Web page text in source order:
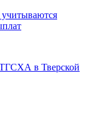
учитываются
в Тверской